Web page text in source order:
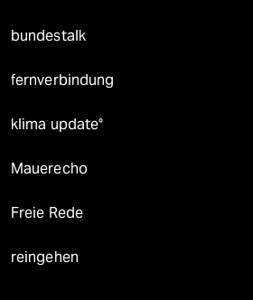
bundestalk
fernverbindung
klima update°
Mauerecho
Freie Rede
reingehen